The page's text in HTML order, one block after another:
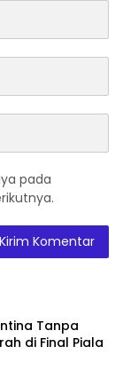
pada
Tanpa
di Final Piala